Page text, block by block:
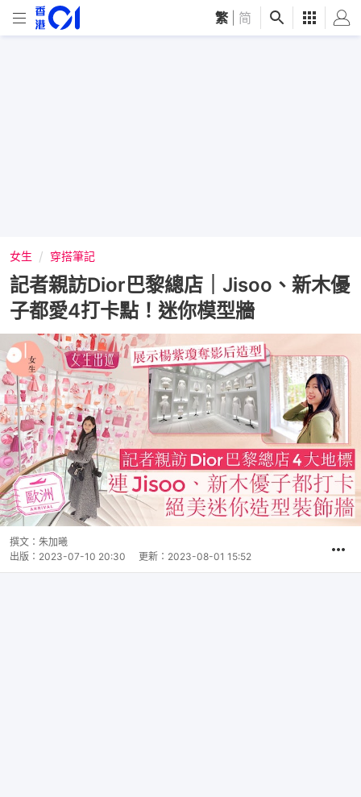
繁 简
女生 穿搭筆記
記者親訪Dior巴黎總店｜Jisoo、新木優
子都愛4打卡點！迷你模型牆
撰文： 朱加曦
出版： 2023-07-10 20:30 更新： 2023-08-01 15:52